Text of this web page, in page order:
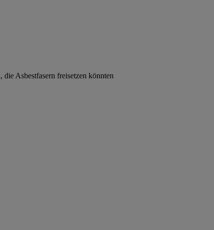
Asbestfasern freisetzen könnten